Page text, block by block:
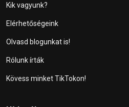
Kik vagyunk?
Elérhetőségeink
Olvasd blogunkat is!
Rólunk írták
Kövess minket TikTokon!